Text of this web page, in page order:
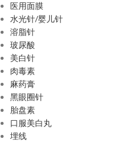
医用面膜
水光针/婴儿针
溶脂针
玻尿酸
美白针
肉毒素
麻药膏
黑眼圈针
胎盘素
口服美白丸
埋线